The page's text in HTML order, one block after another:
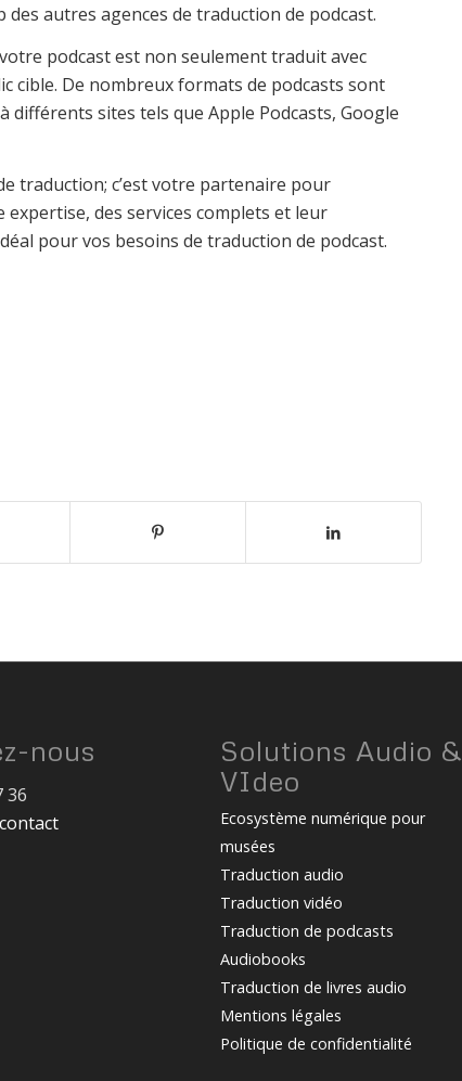
autres agences de traduction de podcast.
podcast est non seulement traduit avec
cible. De nombreux formats de podcasts sont
sites tels que Apple Podcasts, Google
traduction; c’est votre partenaire pour
des services complets et leur
pour vos besoins de traduction de podcast.
nous
36
Solutions Audio &
VIdeo
Ecosystème numérique pour
musées
Traduction audio
Traduction vidéo
Traduction de podcasts
Audiobooks
Traduction de livres audio
Mentions légales
Politique de confidentialité